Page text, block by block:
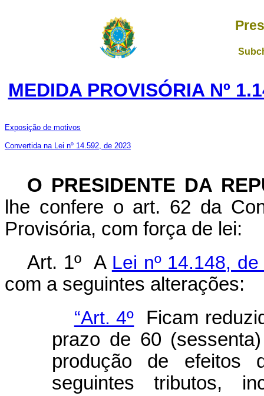
MEDIDA PROVISÓRIA Nº
Exposição de motivos
Convertida na Lei nº 14.592, de 2023
O PRESIDENTE DA
lhe confere o art. 62 da
Provisória, com força de lei:
Art. 1º A Lei nº 14.148,
com a seguintes alterações:
“Art. 4º Ficam
prazo de 60
produção de efeitos
seguintes tributos,